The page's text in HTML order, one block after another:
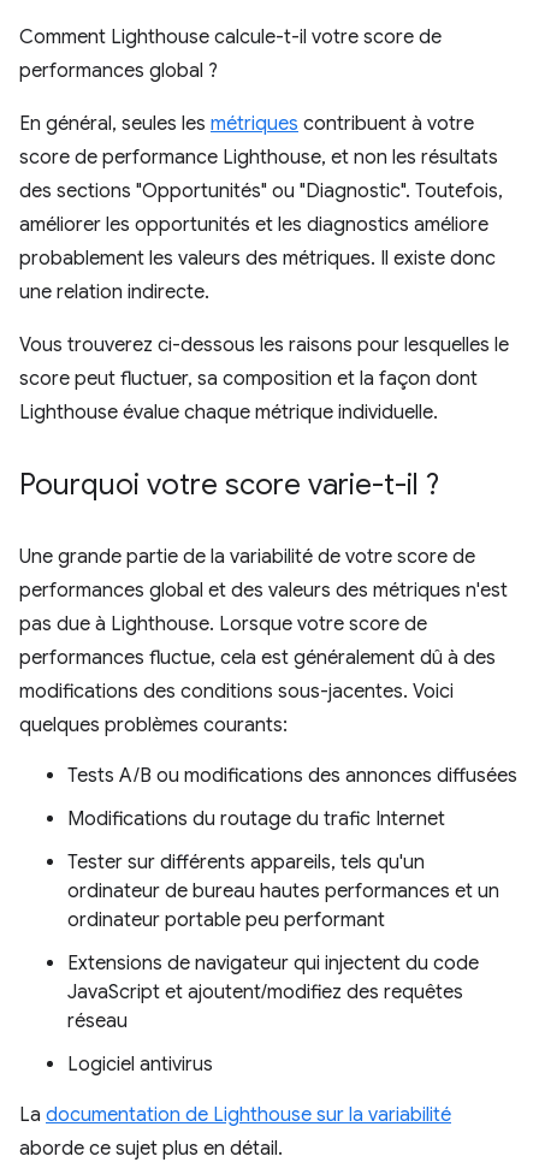
Comment Lighthouse calcule-t-il votre score de
performances global ?
En général, seules les métriques contribuent à votre
score de performance Lighthouse, et non les résultats
des sections "Opportunités" ou "Diagnostic". Toutefois,
améliorer les opportunités et les diagnostics améliore
probablement les valeurs des métriques. Il existe donc
une relation indirecte.
Vous trouverez ci-dessous les raisons pour lesquelles le
score peut fluctuer, sa composition et la façon dont
Lighthouse évalue chaque métrique individuelle.
Pourquoi votre score varie-t-il ?
Une grande partie de la variabilité de votre score de
performances global et des valeurs des métriques n'est
pas due à Lighthouse. Lorsque votre score de
performances fluctue, cela est généralement dû à des
modifications des conditions sous-jacentes. Voici
quelques problèmes courants:
Tests A/B ou modifications des annonces diffusées
Modifications du routage du trafic Internet
Tester sur différents appareils, tels qu'un
ordinateur de bureau hautes performances et un
ordinateur portable peu performant
Extensions de navigateur qui injectent du code
JavaScript et ajoutent/modifiez des requêtes
réseau
Logiciel antivirus
La documentation de Lighthouse sur la variabilité
aborde ce sujet plus en détail.